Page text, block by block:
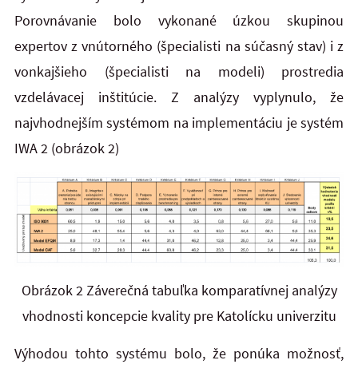
Porovnávanie bolo vykonané úzkou skupinou
expertov z vnútorného (špecialisti na súčasný stav) i z
vonkajšieho (špecialisti na modeli) prostredia
vzdelávacej inštitúcie. Z analýzy vyplynulo, že
najvhodnejším systémom na implementáciu je systém
IWA 2 (obrázok 2)
Obrázok 2 Záverečná tabuľka komparatívnej analýzy
vhodnosti koncepcie kvality pre Katolícku univerzitu
Výhodou tohto systému bolo, že ponúka možnosť,